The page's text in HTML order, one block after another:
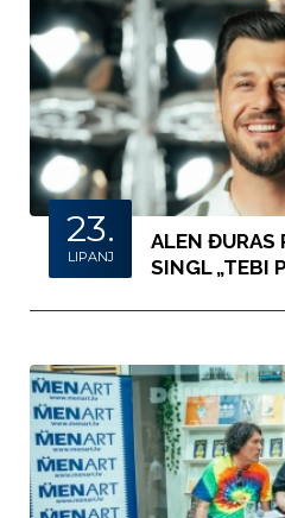
23.
LIPANJ
ALEN ĐURAS
SINGL „TEBI